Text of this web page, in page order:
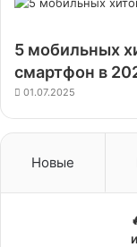
5 мобильных
смартфон в
01.07.2025
Новые